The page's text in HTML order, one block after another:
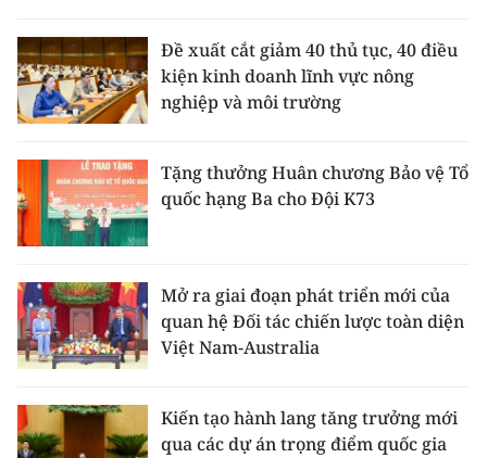
Đề xuất cắt giảm 40 thủ tục, 40 điều
kiện kinh doanh lĩnh vực nông
nghiệp và môi trường
Tặng thưởng Huân chương Bảo vệ Tổ
quốc hạng Ba cho Đội K73
Mở ra giai đoạn phát triển mới của
quan hệ Đối tác chiến lược toàn diện
Việt Nam-Australia
Kiến tạo hành lang tăng trưởng mới
qua các dự án trọng điểm quốc gia